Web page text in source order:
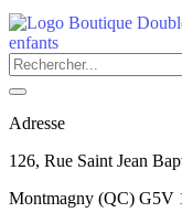
Adresse
126, Rue Saint Jean
Montmagny (QC) G5V